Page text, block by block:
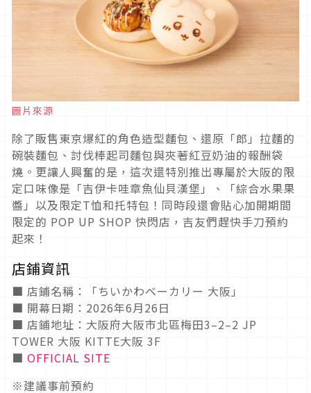
圖片來源
除了販售東京爆紅的角色造型麵包、還原「郎」拉麵的
碗裝麵包、討伐棒起司麵包與夾著紅豆奶油的報酬袋
燒。更讓人興奮的是，這次還特別推出專屬於大阪的限
定口味像是「吉伊卡哇章魚仙貝漢堡」、「綜合水果果
醬」以及限定T恤和托特包！同時段還會貼心加開期間
限定的 POP UP SHOP 快閃店，吉友們趕快手刀預約
起來！
店鋪資訊
■ 店鋪名稱：「ちいかわベーカリー 大阪」
■ 開幕日期：2026年6月26日
■ 店鋪地址：大阪府大阪市北區梅田3–2–2 JP
TOWER 大阪 KITTE大阪 3F
■ OFFICIAL SITE
※建議事前預約